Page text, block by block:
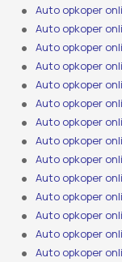
Auto opkoper
Auto opkoper
Auto opkoper
Auto opkoper
Auto opkoper
Auto opkoper
Auto opkoper
Auto opkoper
Auto opkoper
Auto opkoper
Auto opkoper
Auto opkoper
Auto opkoper
Auto opkoper